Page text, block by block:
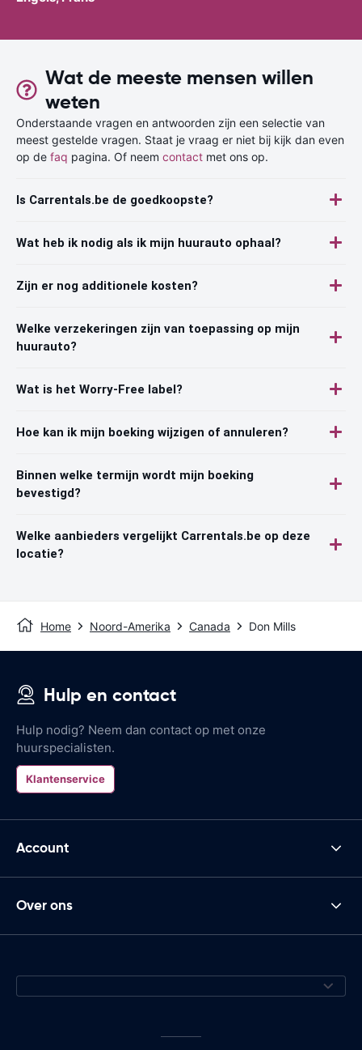
Wat de meeste mensen willen
weten
Onderstaande vragen en antwoorden zijn een selectie van
meest gestelde vragen. Staat je vraag er niet bij kijk dan even
op de faq pagina. Of neem contact met ons op.
Is Carrentals.be de goedkoopste?
Wat heb ik nodig als ik mijn huurauto ophaal?
Zijn er nog additionele kosten?
Welke verzekeringen zijn van toepassing op mijn
huurauto?
Wat is het Worry-Free label?
Hoe kan ik mijn boeking wijzigen of annuleren?
Binnen welke termijn wordt mijn boeking
bevestigd?
Welke aanbieders vergelijkt Carrentals.be op deze
locatie?
Home Noord-Amerika Canada Don Mills
Hulp en contact
Hulp nodig? Neem dan contact op met onze
huurspecialisten.
Klantenservice
Account
Over ons